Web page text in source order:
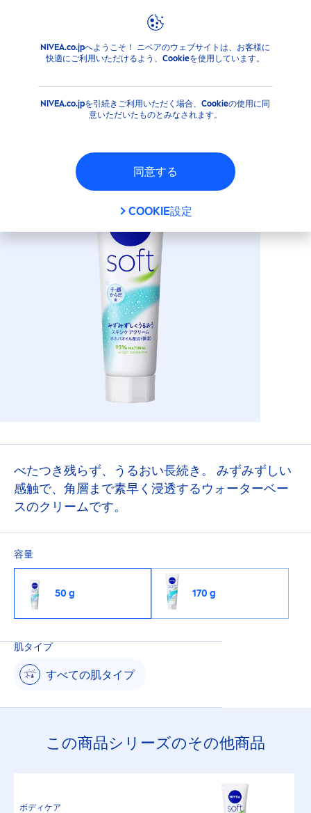
NIVEA.co.jpへようこそ！ ニベアのウェブサイトは、お客様に
快適にご利用いただけるよう、Cookieを使用しています。
NIVEA.co.jpを引続きご利用いただく場合、Cookieの使用に同
意いただいたものとみなされます。
同意する
COOKIE設定
商品 ボディ ボディケア クリーム ニベアソフト ス
ニベアソフト スキンケアクリ
ーム
べたつき残らず、うるおい長続き。 みずみずしい
感触で、角層まで素早く浸透するウォーターベー
スのクリームです。
容量
50 g 170 g
肌タイプ
すべての肌タイプ
この商品シリーズのその他商品
ボディケア